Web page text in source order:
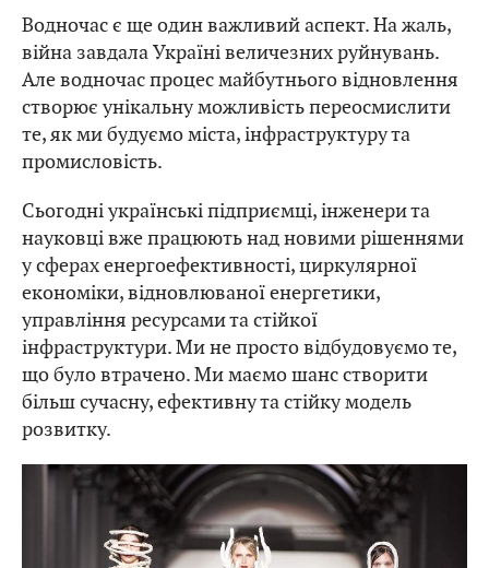
Водночас є ще один важливий аспект. На жаль,
війна завдала Україні величезних руйнувань.
Але водночас процес майбутнього відновлення
створює унікальну можливість переосмислити
те, як ми будуємо міста, інфраструктуру та
промисловість.
Сьогодні українські підприємці, інженери та
науковці вже працюють над новими рішеннями
у сферах енергоефективності, циркулярної
економіки, відновлюваної енергетики,
управління ресурсами та стійкої
інфраструктури. Ми не просто відбудовуємо те,
що було втрачено. Ми маємо шанс створити
більш сучасну, ефективну та стійку модель
розвитку.